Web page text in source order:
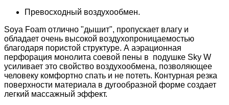
Превосходный воздухообмен.
Soya Foam отлично "дышит", пропускает влагу и
обладает очень высокой воздухопроницаемостью
благодаря пористой структуре. А аэрационная
перфорация монолита соевой пены в подушке Sky W
усиливает это свойство воздухообмена, позволяющее
человеку комфортно спать и не потеть. Контурная резка
поверхности материала в дугообразной форме создает
легкий массажный эффект.